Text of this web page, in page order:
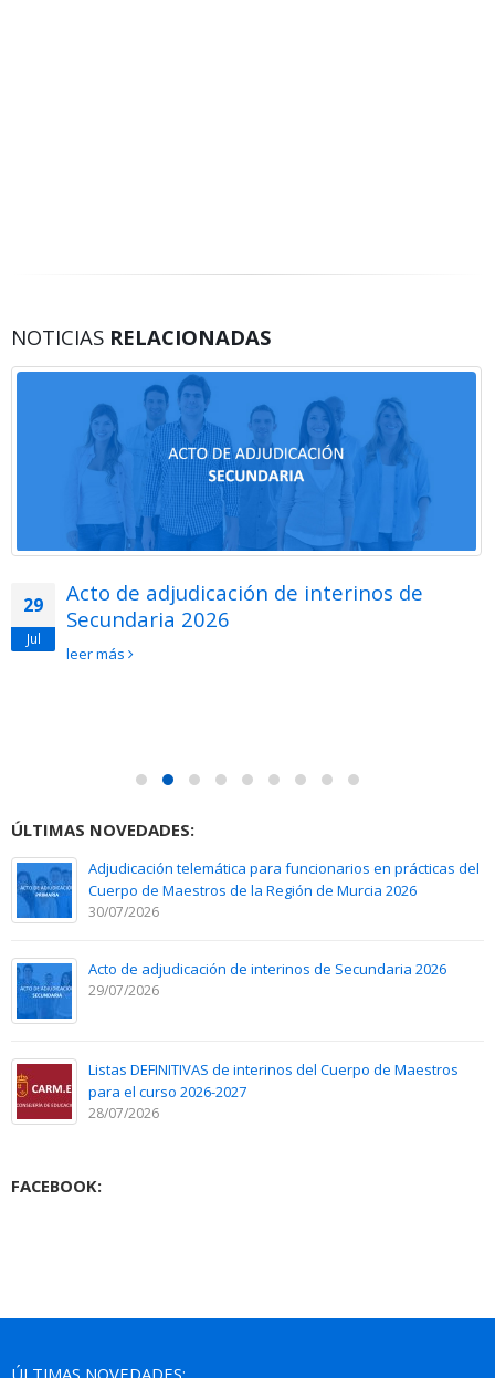
NOTICIAS RELACIONADAS
29
Jul
Acto de adjudicación de interinos de
Secundaria 2026
leer más
ÚLTIMAS NOVEDADES:
Adjudicación telemática para funcionarios en prácticas del
Cuerpo de Maestros de la Región de Murcia 2026
30/07/2026
Acto de adjudicación de interinos de Secundaria 2026
29/07/2026
Listas DEFINITIVAS de interinos del Cuerpo de Maestros
para el curso 2026-2027
28/07/2026
FACEBOOK:
ÚLTIMAS NOVEDADES: